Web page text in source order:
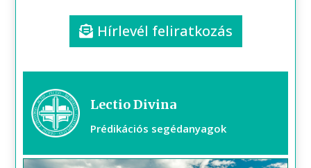
Hírlevél feliratkozás
Lectio Divina
Prédikációs segédanyagok